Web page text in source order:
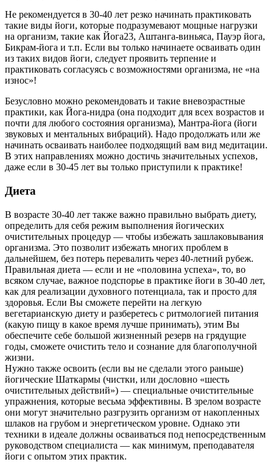
Не рекомендуется в 30-40 лет резко начинать практиковать
такие виды йоги, которые подразумевают мощные нагрузки
на организм, такие как Йога23, Аштанга-виньяса, Пауэр йога,
Бикрам-йога и т.п. Если вы только начинаете осваивать один
из таких видов йоги, следует проявить терпение и
практиковать согласуясь с возможностями организма, не «на
износ»!
Безусловно можно рекомендовать и такие вневозрастные
практики, как Йога-нидра (она подходит для всех возрастов и
почти для любого состояния организма), Мантра-йога (йоги
звуковых и ментальных вибраций). Надо продолжать или же
начинать осваивать наиболее подходящий вам вид медитации.
В этих направлениях можно достичь значительных успехов,
даже если в 30-45 лет вы только приступили к практике!
Диета
В возрасте 30-40 лет также важно правильно выбрать диету,
определить для себя режим выполнения йогических
очистительных процедур — чтобы избежать зашлаковывания
организма. Это позволит избежать многих проблем в
дальнейшем, без потерь перевалить через 40-летний рубеж.
Правильная диета — если и не «половина успеха», то, во
всяком случае, важное подспорье в практике йоги в 30-40 лет,
как для реализации духовного потенциала, так и просто для
здоровья. Если Вы сможете перейти на легкую
вегетарианскую диету и разберетесь с ритмологией питания
(какую пищу в какое время лучше принимать), этим Вы
обеспечите себе большой жизненный резерв на грядущие
годы, сможете очистить тело и сознание для благополучной
жизни.
Нужно также освоить (если вы не сделали этого раньше)
йогические Шаткармы (чистки, или дословно «шесть
очистительных действий») — специальные очистительные
упражнения, которые весьма эффективны. В зрелом возрасте
они могут значительно разгрузить организм от накопленных
шлаков на грубом и энергетическом уровне. Однако эти
техники в идеале должны осваиваться под непосредственным
руководством специалиста — как минимум, преподавателя
йоги с опытом этих практик.